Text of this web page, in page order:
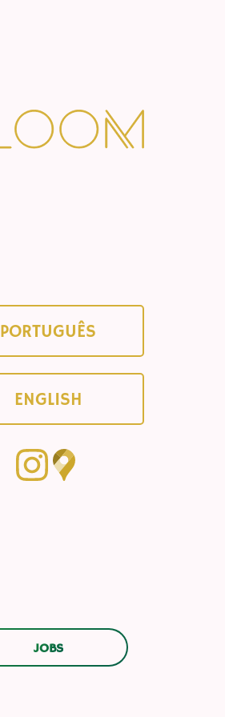
PORTUGUÊS
ENGLISH
JOBS